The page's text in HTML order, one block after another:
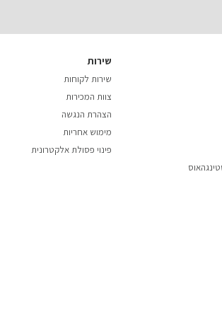
שירות
שירות לקוחות
צוות המכירות
הצהרת הנגשה
מימוש אחריות
פינוי פסולת אלקטרונית